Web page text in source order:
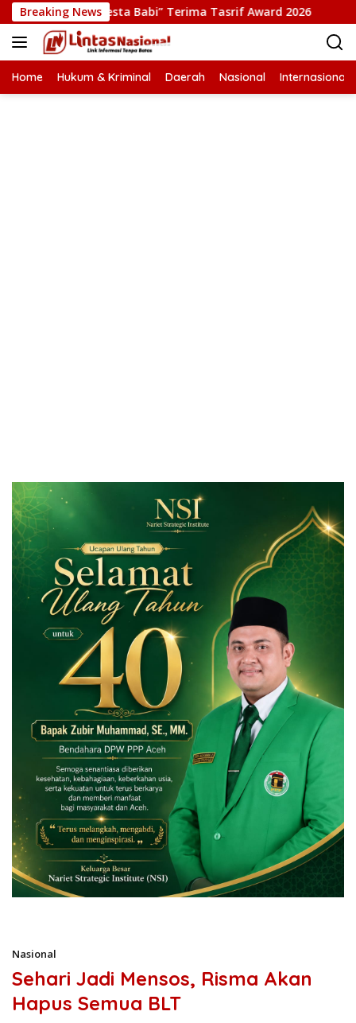
Langsung
ke
konten
Breaking News
Film “Pesta Babi” Terima Tasrif Award 2026
Home Hukum & Kriminal Daerah Nasional Internasional
Nasional
Sehari Jadi Mensos, Risma Akan
Hapus Semua BLT